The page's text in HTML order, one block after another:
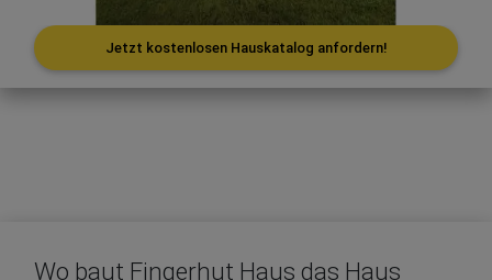
Jetzt kostenlosen Hauskatalog anfordern!
Wo baut Fingerhut Haus das Haus